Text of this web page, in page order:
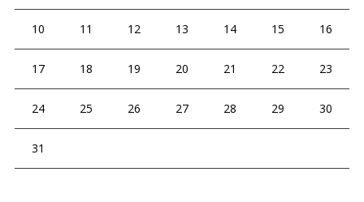
10 11 12 13 14 15 16
17 18 19 20 21 22 23
24 25 26 27 28 29 30
31